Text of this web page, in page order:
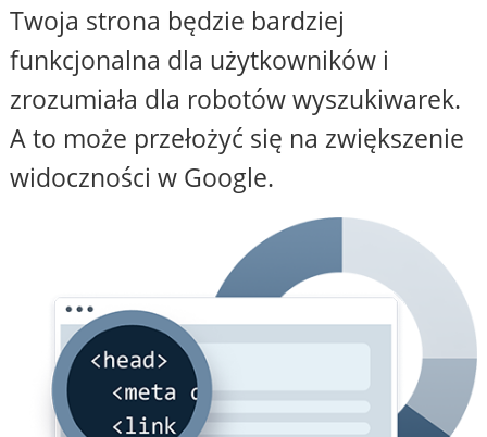
Twoja strona będzie bardziej
funkcjonalna dla użytkowników i
zrozumiała dla robotów wyszukiwarek.
A to może przełożyć się na zwiększenie
widoczności w Google.